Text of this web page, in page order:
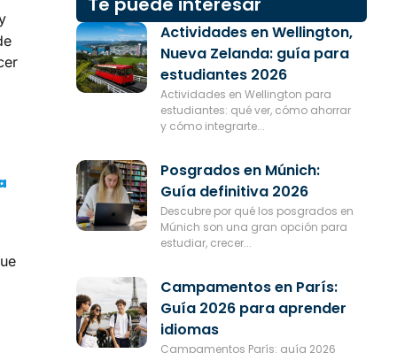
Actividades en Wellington,
Nueva Zelanda: guía para
estudiantes 2026
Actividades en Wellington para
estudiantes: qué ver, cómo ahorrar
y cómo integrarte...
Posgrados en Múnich:
Guía definitiva 2026
Descubre por qué los posgrados en
Múnich son una gran opción para
estudiar, crecer...
Campamentos en París:
Guía 2026 para aprender
idiomas
Campamentos París: guía 2026